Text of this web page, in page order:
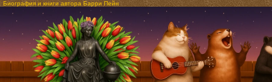
Биография и книги автора Барри Пейн